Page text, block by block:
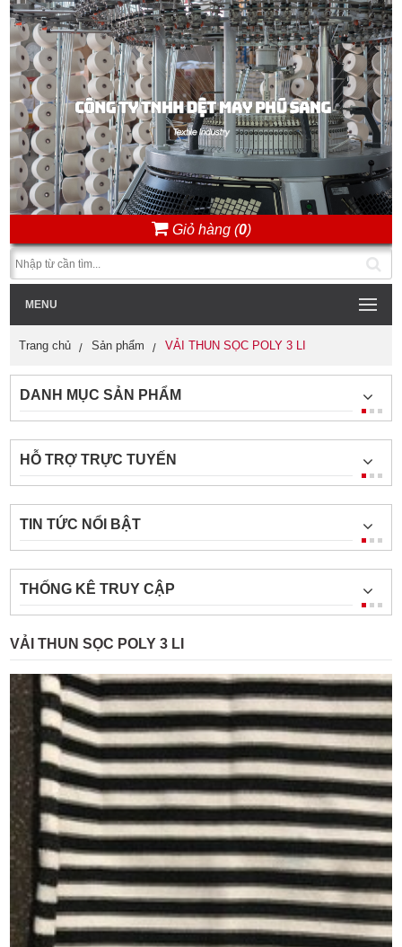
Giỏ hàng (0)
MENU
Trang chủ Sản phẩm VẢI THUN SỌC POLY 3 LI
DANH MỤC SẢN PHẨM
HỖ TRỢ TRỰC TUYẾN
TIN TỨC NỔI BẬT
THỐNG KÊ TRUY CẬP
VẢI THUN SỌC POLY 3 LI